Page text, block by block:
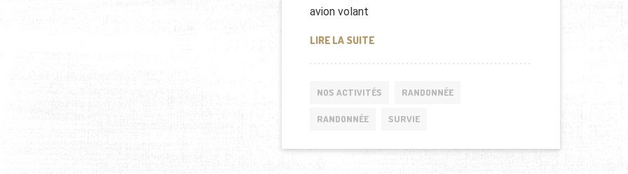
avion volant
LIRE LA SUITECOMMENT SE SERVIR DE LA CARTE EN RANDONNÉE
NOS ACTIVITÉS RANDONNÉE
RANDONNÉE SURVIE